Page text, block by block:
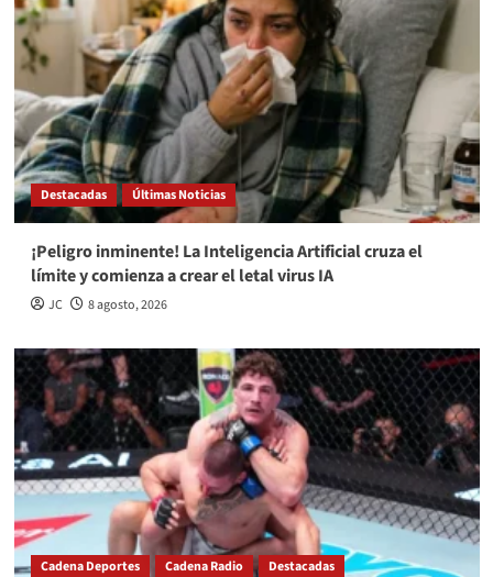
Destacadas Últimas Noticias
¡Peligro inminente! La Inteligencia Artificial cruza el
límite y comienza a crear el letal virus IA
JC 8 agosto, 2026
Cadena Deportes Cadena Radio
Destacadas